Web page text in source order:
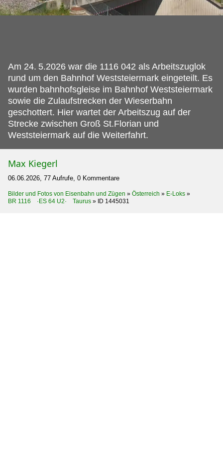
Am 24. 5.2026 war die 1116 042 als Arbeitszuglok
rund um den Bahnhof Weststeiermark eingeteilt. Es
wurden bahnhofsgleise im Bahnhof Weststeiermark
sowie die Zulaufstrecken der Wieserbahn
geschottert. Hier wartet der Arbeitszug auf der
Strecke zwischen Groß St.Florian und
Weststeiermark auf die Weiterfahrt.
Max Kiegerl
06.06.2026, 77 Aufrufe, 0 Kommentare
Bilder und Fotos von Eisenbahn und Zügen » Österreich » E-Loks »
BR 1116 ·ES 64 U2· Taurus » ID 1445031